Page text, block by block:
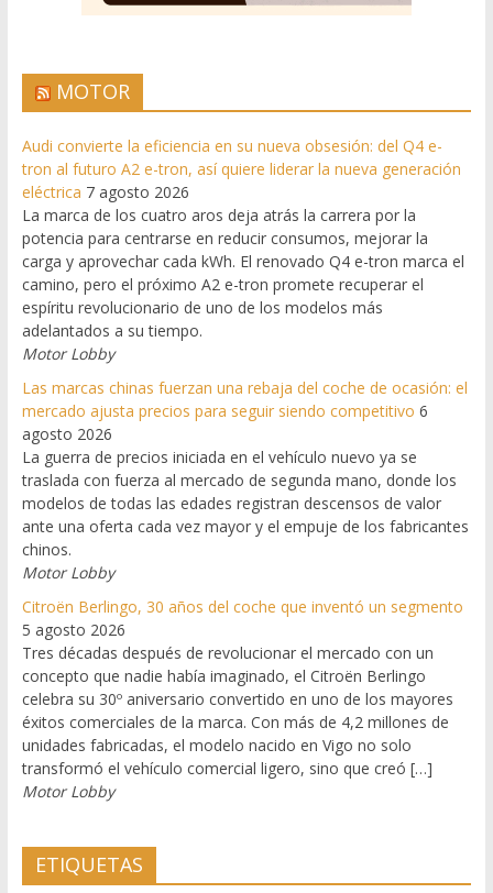
MOTOR
Audi convierte la eficiencia en su nueva obsesión: del Q4 e-
tron al futuro A2 e-tron, así quiere liderar la nueva generación
eléctrica 7 agosto 2026
La marca de los cuatro aros deja atrás la carrera por la
potencia para centrarse en reducir consumos, mejorar la
carga y aprovechar cada kWh. El renovado Q4 e-tron marca el
camino, pero el próximo A2 e-tron promete recuperar el
espíritu revolucionario de uno de los modelos más
adelantados a su tiempo.
Motor Lobby
Las marcas chinas fuerzan una rebaja del coche de ocasión: el
mercado ajusta precios para seguir siendo competitivo 6
agosto 2026
La guerra de precios iniciada en el vehículo nuevo ya se
traslada con fuerza al mercado de segunda mano, donde los
modelos de todas las edades registran descensos de valor
ante una oferta cada vez mayor y el empuje de los fabricantes
chinos.
Motor Lobby
Citroën Berlingo, 30 años del coche que inventó un segmento
5 agosto 2026
Tres décadas después de revolucionar el mercado con un
concepto que nadie había imaginado, el Citroën Berlingo
celebra su 30º aniversario convertido en uno de los mayores
éxitos comerciales de la marca. Con más de 4,2 millones de
unidades fabricadas, el modelo nacido en Vigo no solo
transformó el vehículo comercial ligero, sino que creó […]
Motor Lobby
ETIQUETAS